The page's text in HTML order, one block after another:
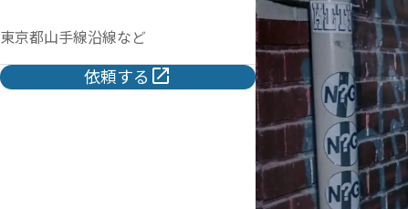
東京都山手線沿線など
依頼する